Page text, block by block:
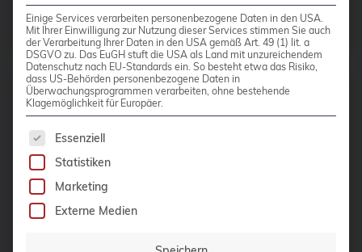
DebConf
debconf24
debezium
Debian
debian 13
debian release
DecompileD
Beiträge vonAdrian
Vondendriesch
Minikube ohne
Virtualisierungslayer
betreiben
Minikube ist eine der komfortabelsten
Einige Services verarbeiten personenbezogene Daten in den USA.
Mit Ihrer Einwilligung zur Nutzung dieser Services stimmen Sie auch
der Verarbeitung Ihrer Daten in den USA gemäß Art. 49 (1) lit. a
DSGVO zu. Das EuGH stuft die USA als Land mit unzureichendem
Datenschutz nach EU-Standards ein. So besteht etwa das Risiko,
dass US-Behörden personenbezogene Daten in
Überwachungsprogrammen verarbeiten, ohne bestehende
Klagemöglichkeit für Europäer.
Es folgt eine Liste der Service-Gruppen, für die
Essenziell
Statistiken
Marketing
Externe Medien